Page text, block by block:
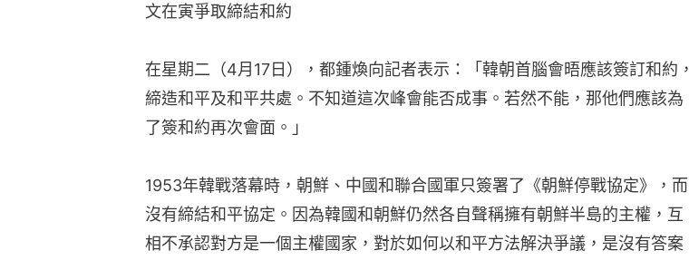
文在寅爭取締結和約
在星期二（4月17日），都鍾煥向記者表示：「韓朝首腦會晤應該簽訂和約，
締造和平及和平共處。不知道這次峰會能否成事。若然不能，那他們應該為
了簽和約再次會面。」
1953年韓戰落幕時，朝鮮、中國和聯合國軍只簽署了《朝鮮停戰協定》，而
沒有締結和平協定。因為韓國和朝鮮仍然各自聲稱擁有朝鮮半島的主權，互
相不承認對方是一個主權國家，對於如何以和平方法解決爭議，是沒有答案